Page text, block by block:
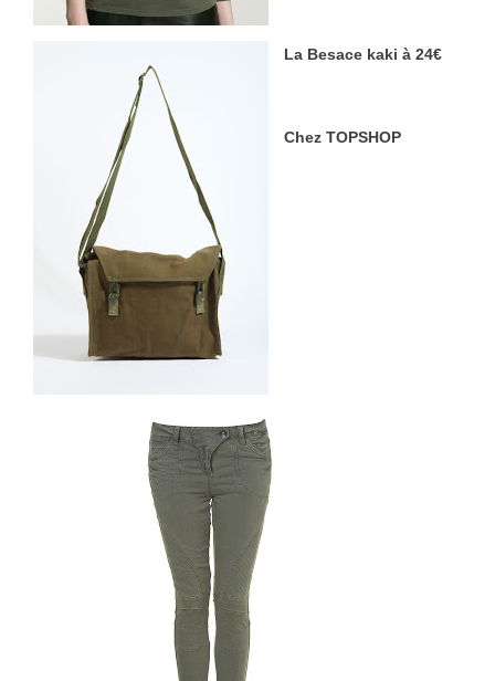
La Besace kaki à 24€
Chez TOPSHOP